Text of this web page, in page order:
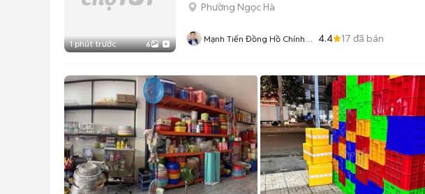
1 phút trước 6
Phường Ngọc Hà
Mạnh Tiến Đồng Hồ Chính
4.4 17 đã bán